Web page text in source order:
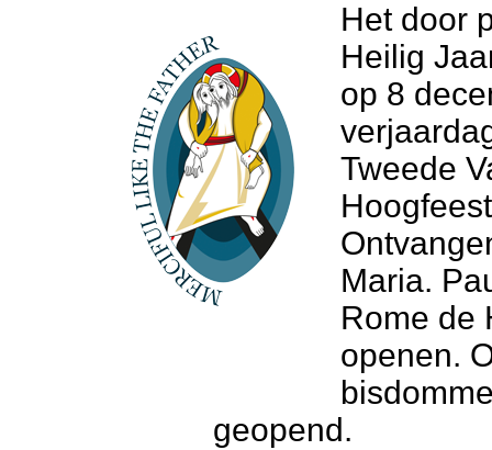
Het door
Heilig
op 8
Tweede
Maria.
Rome de
openen.
geopend.